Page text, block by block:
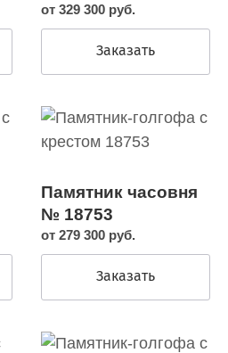
от 329 300 руб.
Заказать
Памятник часовня
№ 18753
от 279 300 руб.
Заказать